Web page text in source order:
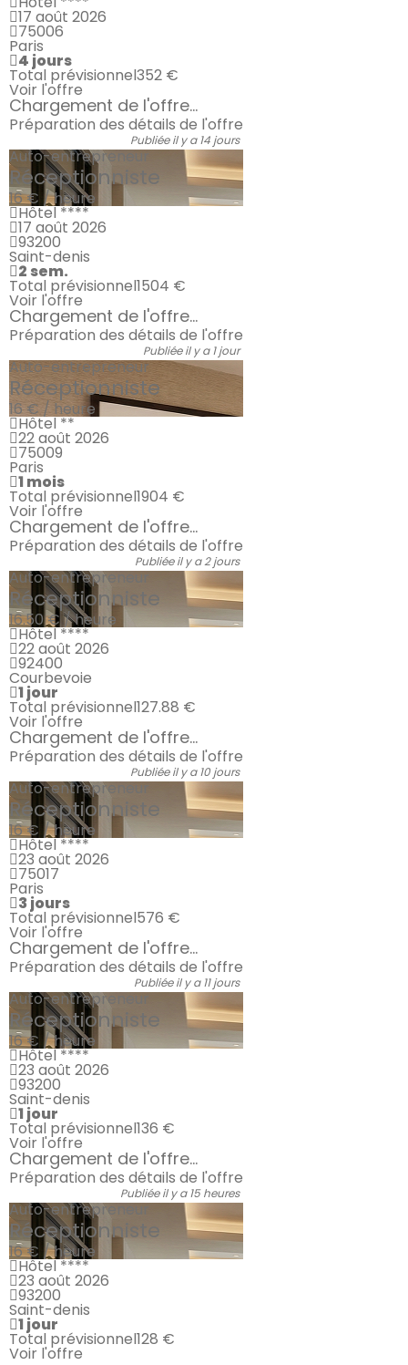
17 août 2026
75006
Paris
4 jours
Total prévisionnel352 €
Voir l'offre
Chargement de l'offre...
Préparation des détails de l'offre
Publiée il y a 14 jours
Auto-entrepreneur
Réceptionniste
16 € / heure
Hôtel ****
17 août 2026
93200
Saint-denis
2 sem.
Total prévisionnel1504 €
Voir l'offre
Chargement de l'offre...
Préparation des détails de l'offre
Publiée il y a 1 jour
Auto-entrepreneur
Réceptionniste
16 € / heure
Hôtel **
22 août 2026
75009
Paris
1 mois
Total prévisionnel1904 €
Voir l'offre
Chargement de l'offre...
Préparation des détails de l'offre
Publiée il y a 2 jours
Auto-entrepreneur
Réceptionniste
16.50 € / heure
Hôtel ****
22 août 2026
92400
Courbevoie
1 jour
Total prévisionnel127.88 €
Voir l'offre
Chargement de l'offre...
Préparation des détails de l'offre
Publiée il y a 10 jours
Auto-entrepreneur
Réceptionniste
16 € / heure
Hôtel ****
23 août 2026
75017
Paris
3 jours
Total prévisionnel576 €
Voir l'offre
Chargement de l'offre...
Préparation des détails de l'offre
Publiée il y a 11 jours
Auto-entrepreneur
Réceptionniste
16 € / heure
Hôtel ****
23 août 2026
93200
Saint-denis
1 jour
Total prévisionnel136 €
Voir l'offre
Chargement de l'offre...
Préparation des détails de l'offre
Publiée il y a 15 heures
Auto-entrepreneur
Réceptionniste
16 € / heure
Hôtel ****
23 août 2026
93200
Saint-denis
1 jour
Total prévisionnel128 €
Voir l'offre